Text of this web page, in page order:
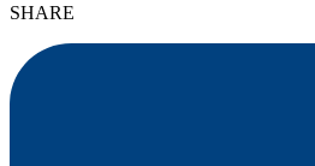
SHARE